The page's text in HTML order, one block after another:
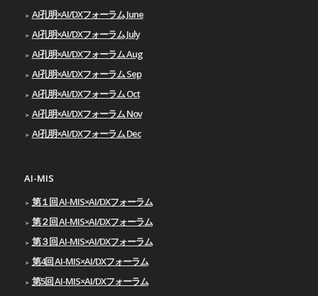
AI孔明×AI/DXフォーラム June
AI孔明×AI/DXフォーラム July
AI孔明×AI/DXフォーラム Aug
AI孔明×AI/DXフォーラム Sep
AI孔明×AI/DXフォーラム Oct
AI孔明×AI/DXフォーラム Nov
AI孔明×AI/DXフォーラム Dec
AI-MIS
第１回 AI-MIS×AI/DXフォーラム
第２回 AI-MIS×AI/DXフォーラム
第３回 AI-MIS×AI/DXフォーラム
第4回 AI-MIS×AI/DXフォーラム
第5回 AI-MIS×AI/DXフォーラム